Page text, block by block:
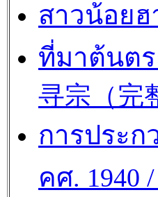
สาวน้อยฮ
ที่มาต้นตร
寻宗（完
การประก
คศ. 1940